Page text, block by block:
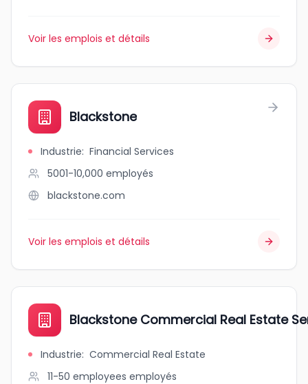
Voir les emplois et détails
Blackstone
Industrie: Financial Services
5001-10,000 employés
blackstone.com
Voir les emplois et détails
Blackstone Commercial Real Estate
Industrie: Commercial Real Estate
11-50 employees employés